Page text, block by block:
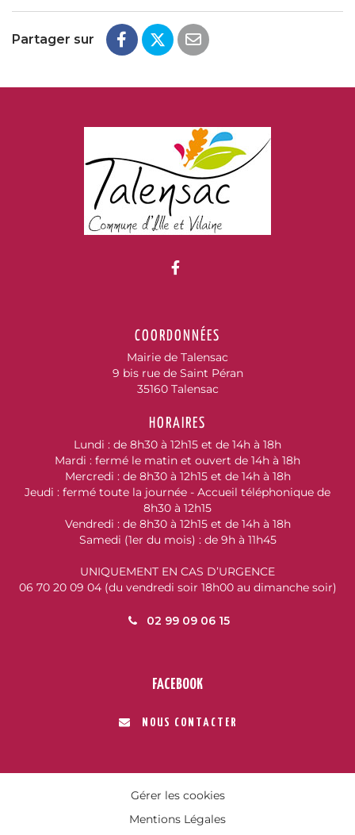
Partager sur
Lien vers le compte
COORDONNÉES
Mairie de Talensac
9 bis rue de Saint Péran
35160 Talensac
HORAIRES
Lundi : de 8h30 à 12h15 et de 14h à 18h
Mardi : fermé le matin et ouvert de 14h à 18h
Mercredi : de 8h30 à 12h15 et de 14h à 18h
Jeudi : fermé toute la journée - Accueil téléphonique de
8h30 à 12h15
Vendredi : de 8h30 à 12h15 et de 14h à 18h
Samedi (1er du mois) : de 9h à 11h45
UNIQUEMENT EN CAS D’URGENCE
06 70 20 09 04 (du vendredi soir 18h00 au dimanche soir)
02 99 09 06 15
FACEBOOK
NOUS CONTACTER
Gérer les cookies
Mentions Légales